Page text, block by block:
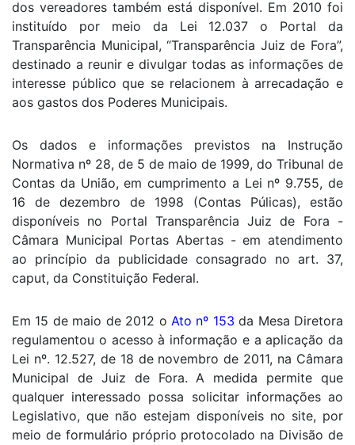
dos vereadores também está disponível. Em 2010 foi
instituído por meio da Lei 12.037 o Portal da
Transparência Municipal, “Transparência Juiz de Fora”,
destinado a reunir e divulgar todas as informações de
interesse público que se relacionem à arrecadação e
aos gastos dos Poderes Municipais.
Os dados e informações previstos na Instrução
Normativa nº 28, de 5 de maio de 1999, do Tribunal de
Contas da União, em cumprimento a Lei nº 9.755, de
16 de dezembro de 1998 (Contas Púlicas), estão
disponíveis no Portal Transparência Juiz de Fora -
Câmara Municipal Portas Abertas - em atendimento
ao princípio da publicidade consagrado no art. 37,
caput, da Constituição Federal.
Em 15 de maio de 2012 o Ato nº 153 da Mesa Diretora
regulamentou o acesso à informação e a aplicação da
Lei nº. 12.527, de 18 de novembro de 2011, na Câmara
Municipal de Juiz de Fora. A medida permite que
qualquer interessado possa solicitar informações ao
Legislativo, que não estejam disponíveis no site, por
meio de formulário próprio protocolado na Divisão de